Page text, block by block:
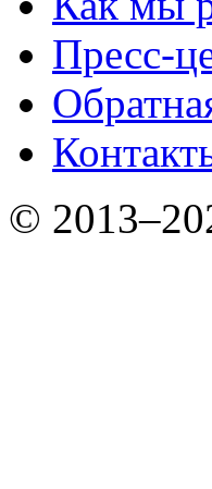
Пресс-
©